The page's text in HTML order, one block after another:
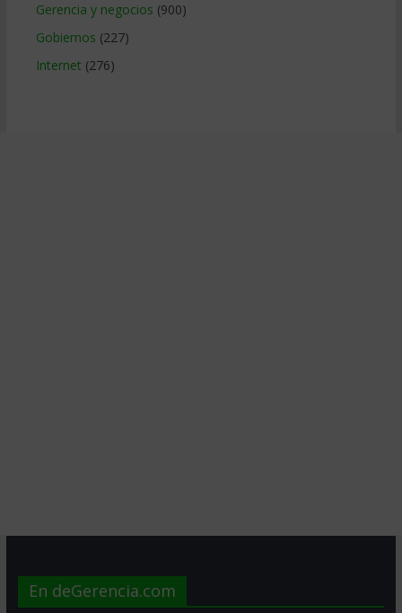
Gerencia y negocios (900)
Gobiernos (227)
Internet (276)
En deGerencia.com